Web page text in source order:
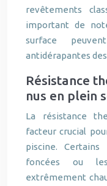
revêtements
important de
surface
antidérapantes
Résistance
nus en plein
La résistance
facteur crucial
piscine.
foncées ou
extrêmement